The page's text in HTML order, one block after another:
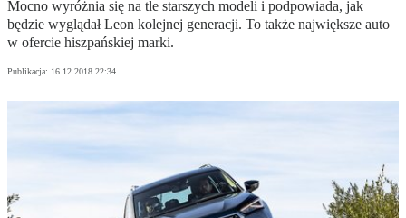
Mocno wyróżnia się na tle starszych modeli i podpowiada, jak
będzie wyglądał Leon kolejnej generacji. To także największe auto
w ofercie hiszpańskiej marki.
Publikacja: 16.12.2018 22:34